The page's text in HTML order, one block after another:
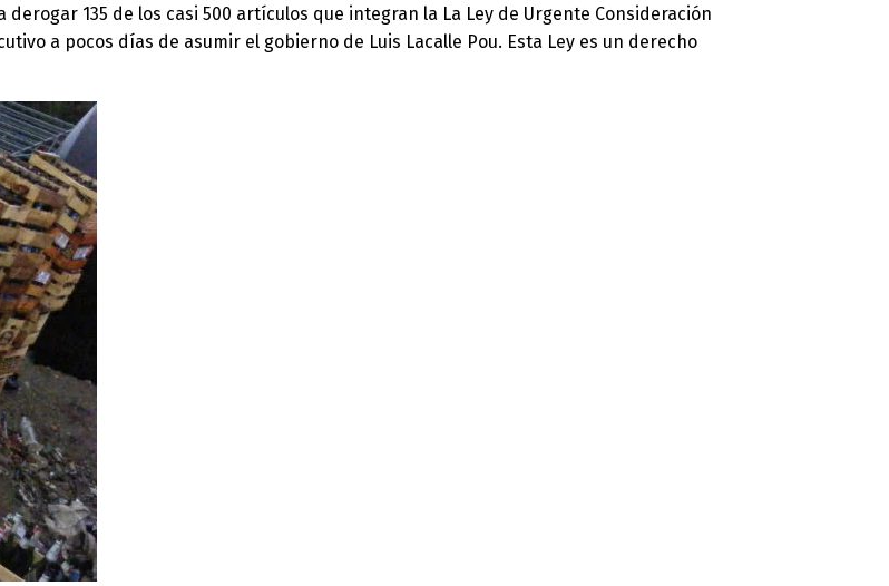
135 de los casi 500 artículos que integran la La Ley de Urgente Consideración
a pocos días de asumir el gobierno de Luis Lacalle Pou. Esta Ley es un derecho